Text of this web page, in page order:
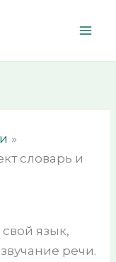
словарь и
язык,
речи.